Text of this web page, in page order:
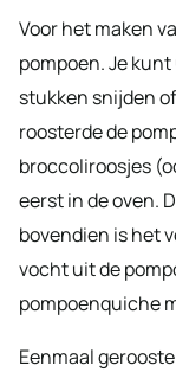
Voor het maken
pompoen. Je
stukken snijden
roosterde de
broccoliroosjes
eerst in de oven.
bovendien is het
vocht uit de
pompoenquiche
Eenmaal